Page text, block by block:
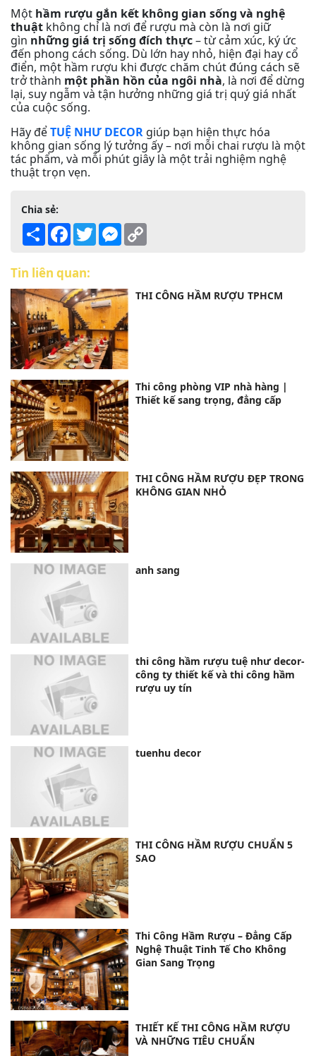
Một hầm rượu gắn kết không gian sống và nghệ
thuật không chỉ là nơi để rượu mà còn là nơi giữ
gìn những giá trị sống đích thực– từ cảm xúc, ký ức
đến phong cách sống. Dù lớn hay nhỏ, hiện đại hay cổ
điển, một hầm rượu khi được chăm chút đúng cách sẽ
trở thành một phần hồn của ngôi nhà, là nơi để dừng
lại, suy ngẫm và tận hưởng những giá trị quý giá nhất
của cuộc sống.
Hãy đểTUỆ NHƯ DECOR giúp bạn hiện thực hóa
không gian sống lý tưởng ấy – nơi mỗi chai rượu là một
tác phẩm, và mỗi phút giây là một trải nghiệm nghệ
thuật trọn vẹn.
Chia sẻ:
Share Facebook
TwitterMessenger
Tin liên quan:
THI CÔNG HẦM RƯỢU TPHCM
Thi công phòng VIP nhà hàng |
Thiết kế sang trọng, đẳng cấp
THI CÔNG HẦM RƯỢU ĐẸP TRONG
KHÔNG GIAN NHỎ
anh sang
thi công hầm rượu tuệ như decor-
công ty thiết kế và thi công hầm
rượu uy tín
tuenhu decor
THI CÔNG HẦM RƯỢU CHUẨN 5
SAO
Thi Công Hầm Rượu – Đẳng Cấp
Nghệ Thuật Tinh Tế Cho Không
Gian Sang Trọng
THIẾT KẾ THI CÔNG HẦM RƯỢU
VÀ NHỮNG TIÊU CHUẨN